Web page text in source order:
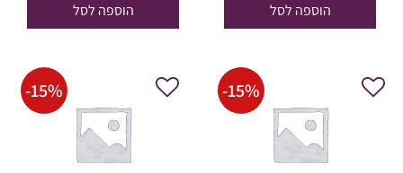
₪112.00.הוספה לסל
₪140.00.
הוספה לסל
-15%
-15%